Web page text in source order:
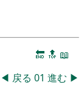
🔚 🔝 📖
◀ 戻る 01 進む ▶